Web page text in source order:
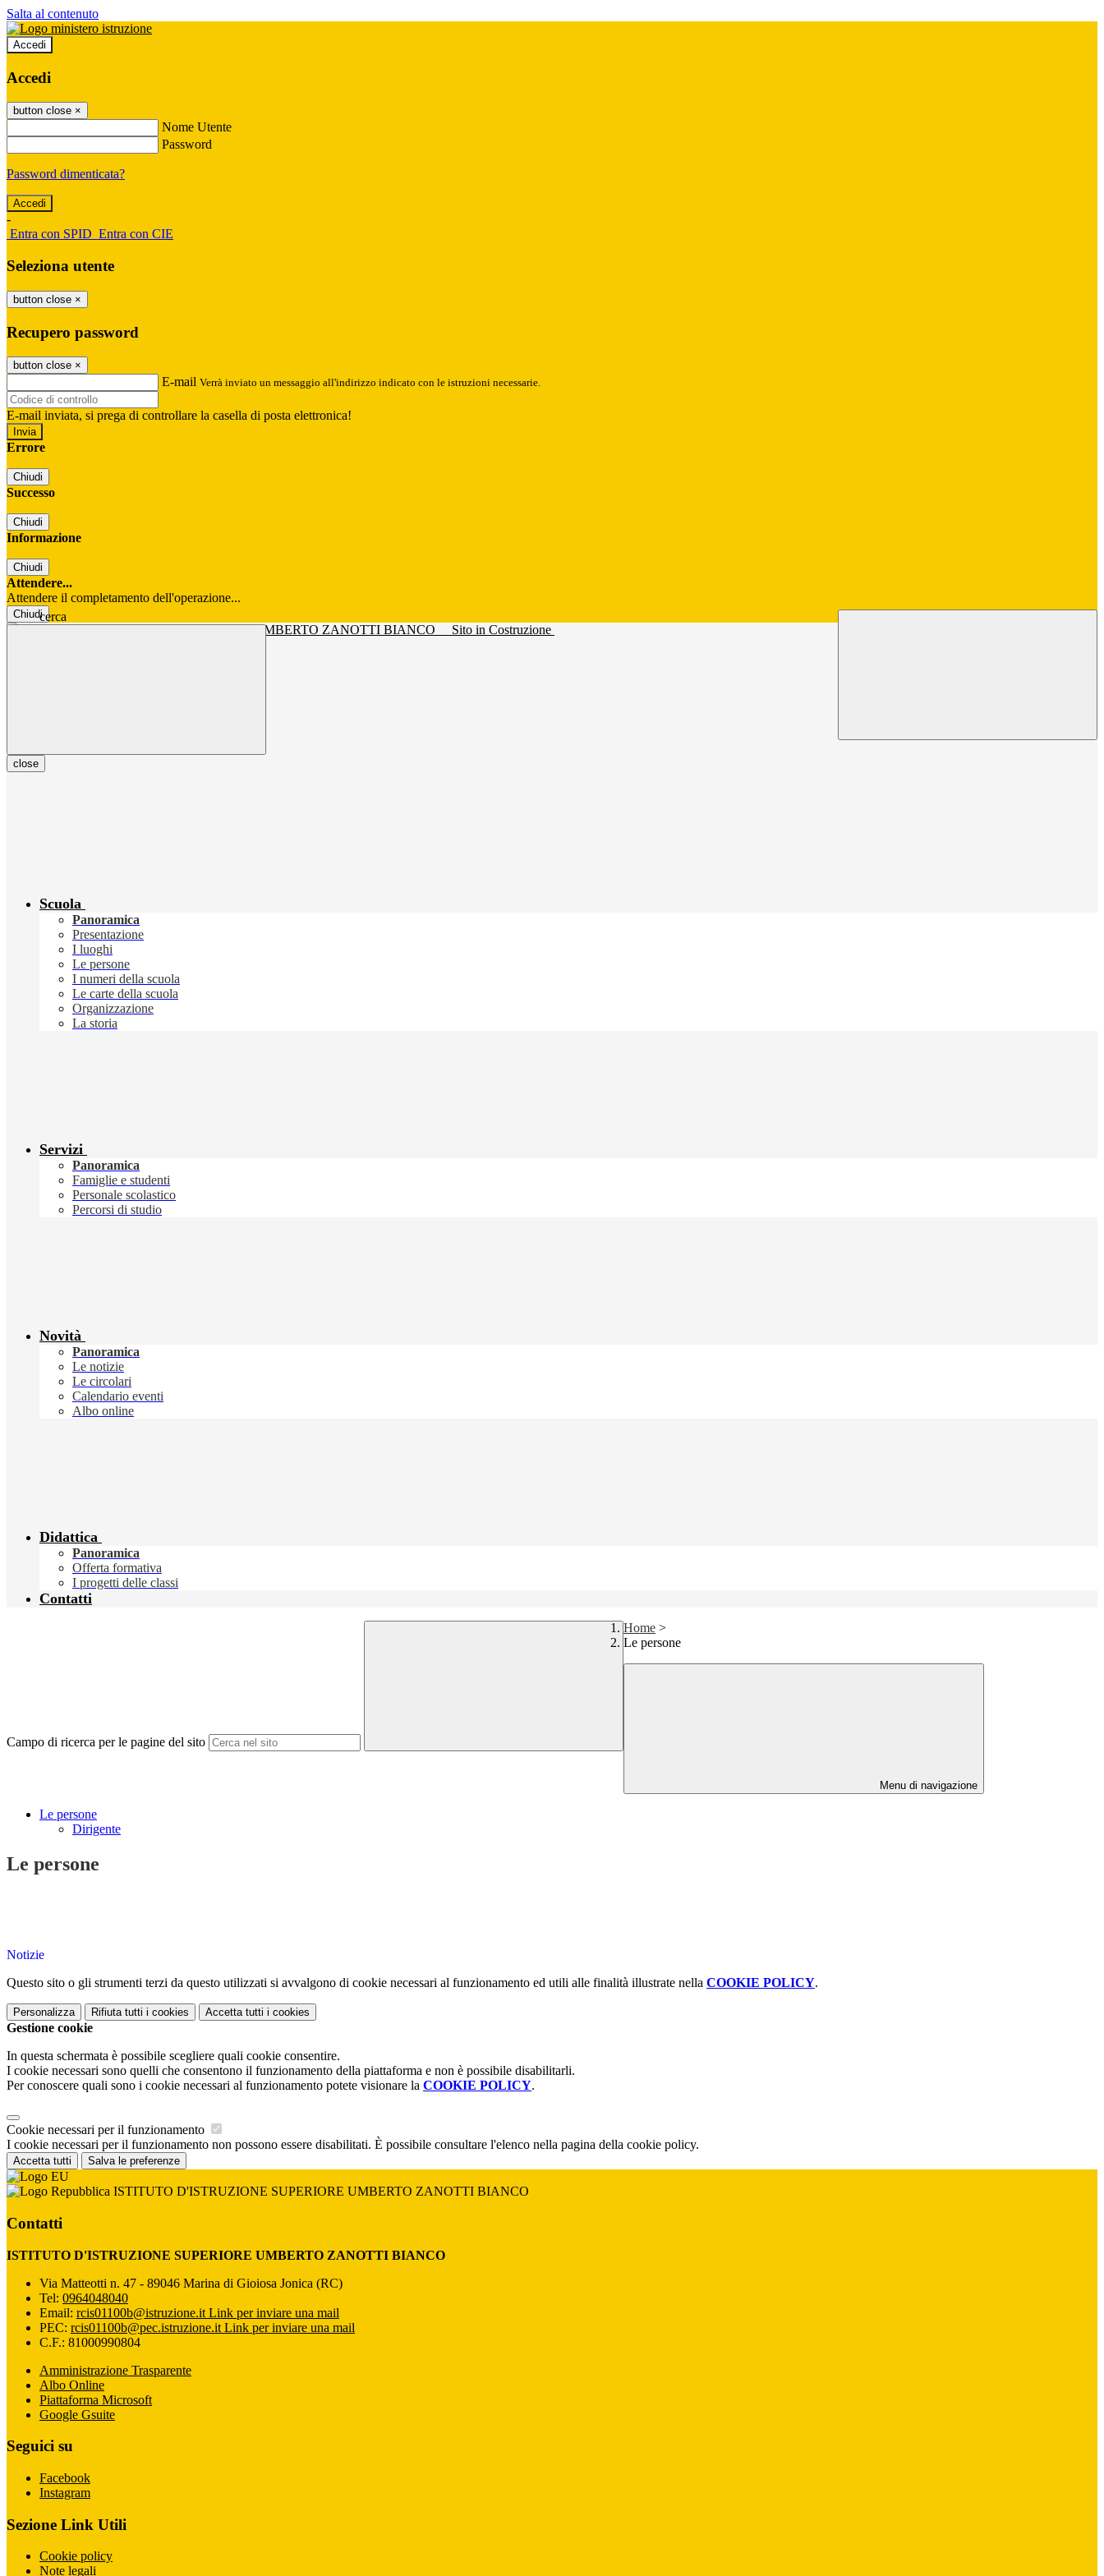
Salta al contenuto
Accedi
Accedi
button close ×
Nome Utente
Password
Password dimenticata?
-
Entra con SPID Entra con CIE
Seleziona utente
button close ×
Recupero password
button close ×
E-mail Verrà inviato un messaggio all'indirizzo indicato con le istruzioni necessarie.
E-mail inviata, si prega di controllare la casella di posta elettronica!
Errore
Chiudi
Successo
Chiudi
Informazione
Chiudi
Attendere...
Attendere il completamento dell'operazione...
Chiudi
Sito in Costruzione
cerca
close
Scuola
Panoramica
Presentazione
I luoghi
Le persone
I numeri della scuola
Le carte della scuola
Organizzazione
La storia
Servizi
Panoramica
Famiglie e studenti
Personale scolastico
Percorsi di studio
Novità
Panoramica
Le notizie
Le circolari
Calendario eventi
Albo online
Didattica
Panoramica
Offerta formativa
I progetti delle classi
Contatti
Campo di ricerca per le pagine del sito
Home >
Le persone
Menu di navigazione
Le persone
Dirigente
Le persone
Notizie
Questo sito o gli strumenti terzi da questo utilizzati si avvalgono di cookie necessari al funzionamento ed utili alle finalità illustrate nella COOKIE POLICY.
Personalizza Rifiuta tutti i cookies Accetta tutti i cookies
Gestione cookie
In questa schermata è possibile scegliere quali cookie consentire.
I cookie necessari sono quelli che consentono il funzionamento della piattaforma e non è possibile disabilitarli.
Per conoscere quali sono i cookie necessari al funzionamento potete visionare la COOKIE POLICY.
Cookie necessari per il funzionamento
I cookie necessari per il funzionamento non possono essere disabilitati. È possibile consultare l'elenco nella pagina della cookie policy.
Accetta tutti Salva le preferenze
ISTITUTO D'ISTRUZIONE SUPERIORE UMBERTO ZANOTTI BIANCO
Contatti
ISTITUTO D'ISTRUZIONE SUPERIORE UMBERTO ZANOTTI BIANCO
Via Matteotti n. 47 - 89046 Marina di Gioiosa Jonica (RC)
Tel: 0964048040
Email: rcis01100b@istruzione.it Link per inviare una mail
PEC: rcis01100b@pec.istruzione.it Link per inviare una mail
C.F.: 81000990804
Amministrazione Trasparente
Albo Online
Piattaforma Microsoft
Google Gsuite
Seguici su
Facebook
Instagram
Sezione Link Utili
Cookie policy
Note legali